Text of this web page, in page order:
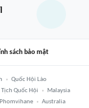
sách bảo mật
Quốc Hội Lào
Tịch Quốc Hội
Malaysia
Australia